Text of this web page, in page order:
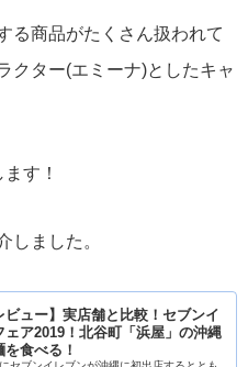
る商品がたくさん扱われて
クター(エミーナ)としたキャ
す！
しました。
ビュー】実店舗と比較！セブンイ
ェア2019！北谷町「浜屋」の沖縄
食べる！